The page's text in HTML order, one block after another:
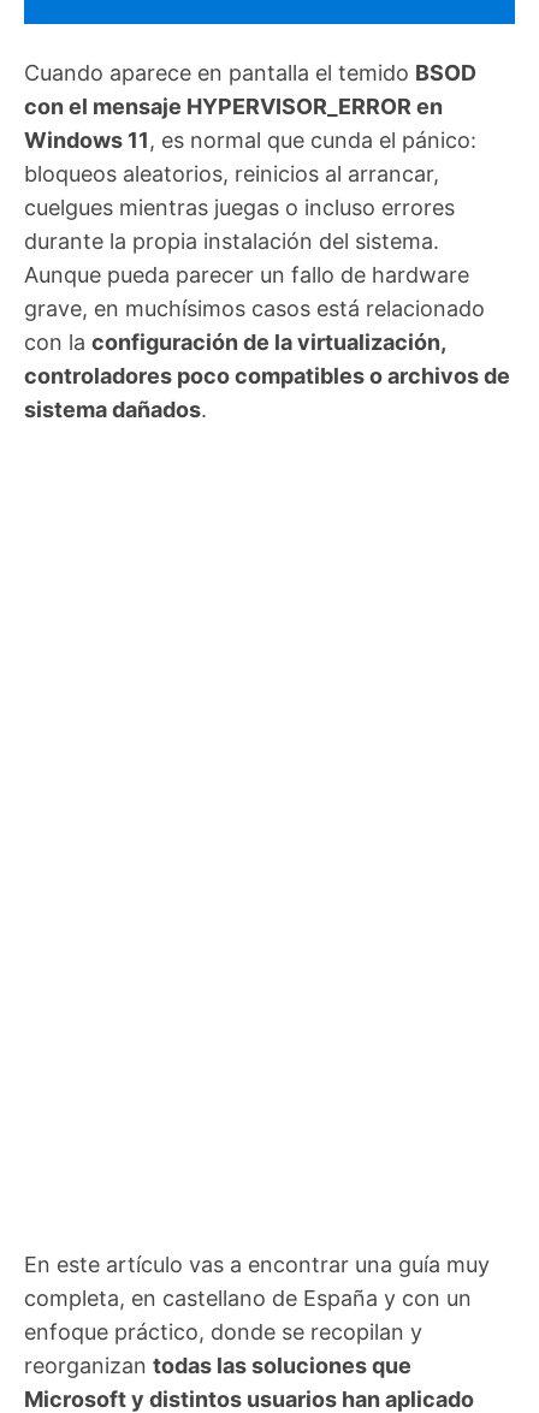
Cuando aparece en pantalla el temido BSOD
con el mensaje HYPERVISOR_ERROR en
Windows 11, es normal que cunda el pánico:
bloqueos aleatorios, reinicios al arrancar,
cuelgues mientras juegas o incluso errores
durante la propia instalación del sistema.
Aunque pueda parecer un fallo de hardware
grave, en muchísimos casos está relacionado
con la configuración de la virtualización,
controladores poco compatibles o archivos de
sistema dañados.
En este artículo vas a encontrar una guía muy
completa, en castellano de España y con un
enfoque práctico, donde se recopilan y
reorganizan todas las soluciones que
Microsoft y distintos usuarios han aplicado